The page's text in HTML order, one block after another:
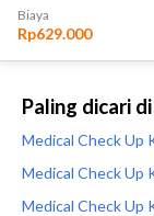
Paling dicari
Medical Check Up
Medical Check Up
Medical Check Up